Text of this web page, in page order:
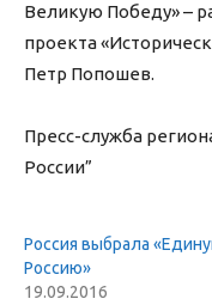
Великую Победу» –
проекта
Петр Попошев.
Пресс-служба
России”
Россия выбрала
Россию»
19.09.2016